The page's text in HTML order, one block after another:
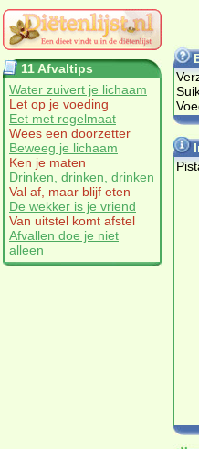
11 Afvaltips
Water zuivert je lichaam
Let op je voeding
Eet met regelmaat
Wees een doorzetter
Beweeg je lichaam
Ken je maten
Drinken, drinken, drinken
Val af, maar blijf eten
De wekker is je vriend
Van uitstel komt afstel
Afvallen doe je niet
alleen